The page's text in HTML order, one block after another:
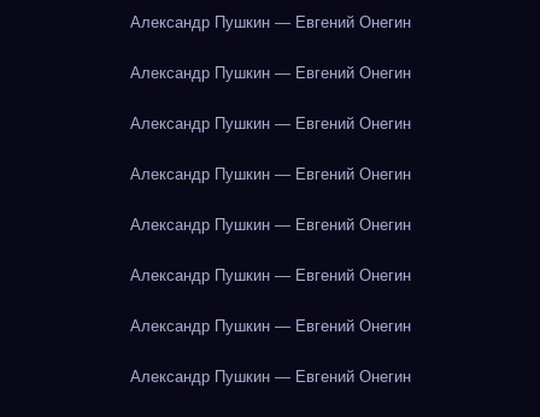
Александр Пушкин — Евгений Онегин
Александр Пушкин — Евгений Онегин
Александр Пушкин — Евгений Онегин
Александр Пушкин — Евгений Онегин
Александр Пушкин — Евгений Онегин
Александр Пушкин — Евгений Онегин
Александр Пушкин — Евгений Онегин
Александр Пушкин — Евгений Онегин